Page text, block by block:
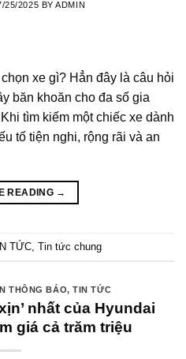
25/2025 BYADMIN
xe gì? Hẳn đây là câu hỏi
băn khoăn cho đa số gia
tìm kiếm một chiếc xe dành
tố tiện nghi, rộng rãi và an
READING →
TỨC Tin tức chung
THÔNG BÁO,TIN TỨC
nhất của Hyundai
giá cả trăm triệu